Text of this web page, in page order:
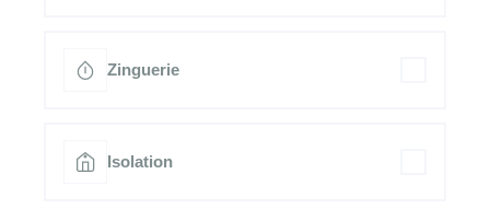
Zinguerie
Isolation